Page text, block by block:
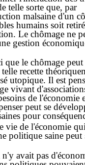
telle sorte que, par
malsaine d'un
humains soit retiré
Le chômage ne
gestion
que le chômage peut
recette
utopique. Il est
vivant d'
de l'économie
peut se
pour
vie de l'économie
politique saine peut
avait pas